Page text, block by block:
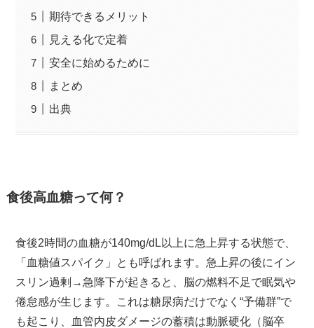
期待できるメリット
見える化で定着
安全に始めるために
まとめ
出典
食後高血糖って何？
食後2時間の血糖が140mg/dL以上に急上昇する状態で、
「血糖値スパイク」とも呼ばれます。急上昇の後にイン
スリン過剰→急降下が起きると、脳の燃料不足で眠気や
倦怠感が生じます。これは糖尿病だけでなく“予備群”で
も起こり、血管内皮ダメージの蓄積は動脈硬化（脳卒